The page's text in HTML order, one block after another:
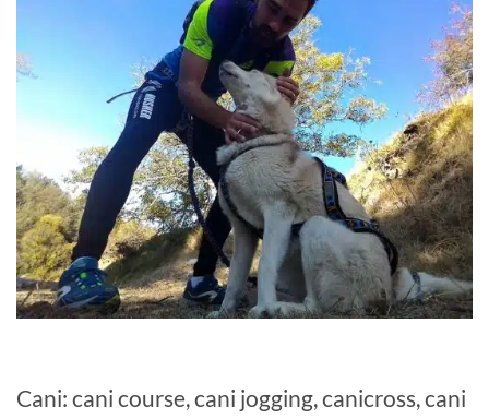
Cani: cani course, cani jogging, canicross, cani